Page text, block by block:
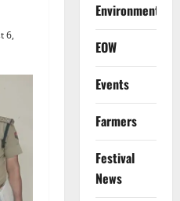
6,
Environment
EOW
Events
Farmers
Festival
News